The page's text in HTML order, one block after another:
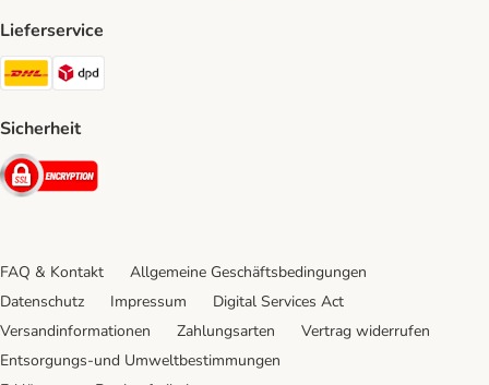
Lieferservice
DHL Shipping Method
Sicherheit
Security
FAQ & Kontakt
Allgemeine Geschäftsbedingungen
Datenschutz
Impressum
Digital Services Act
Versandinformationen
Zahlungsarten
Vertrag widerrufen
Entsorgungs-und Umweltbestimmungen